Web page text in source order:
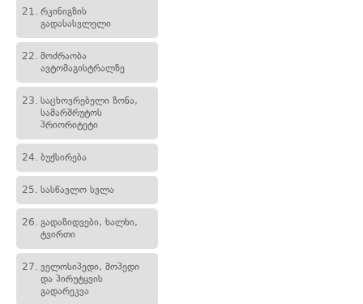
21. რკინიგზის
გადასასვლელი
22. მოძრაობა
ავტომაგისტრალზე
23. საცხოვრებელი ზონა,
სამარშრუტოს
პრიორიტეტი
24. ბუქსირება
25. სასწავლო სვლა
26. გადაზიდვები, ხალხი,
ტვირთი
27. ველოსიპედი, მოპედი
და პირუტყვის
გადარეკვა